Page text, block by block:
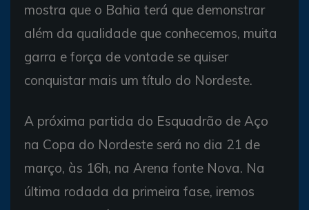
mostra que o Bahia terá que demonstrar
além da qualidade que conhecemos, muita
garra e força de vontade se quiser
conquistar mais um título do Nordeste.
A próxima partida do Esquadrão de Aço
na Copa do Nordeste será no dia 21 de
março, às 16h, na Arena fonte Nova. Na
última rodada da primeira fase, iremos